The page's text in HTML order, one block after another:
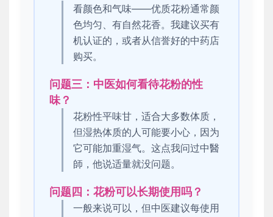
看颜色和气味——优质花粉通常颜
色均匀、有自然花香。我建议买有
机认证的，或者从信誉好的中药店
购买。
问题三：中医如何看待花粉的性
味？
花粉性平味甘，适合大多数体质，
但湿热体质的人可能要小心，因为
它可能加重湿气。这点我问过中醫
師，他说适量就没问题。
问题四：花粉可以长期使用吗？
一般来说可以，但中医建议每使用